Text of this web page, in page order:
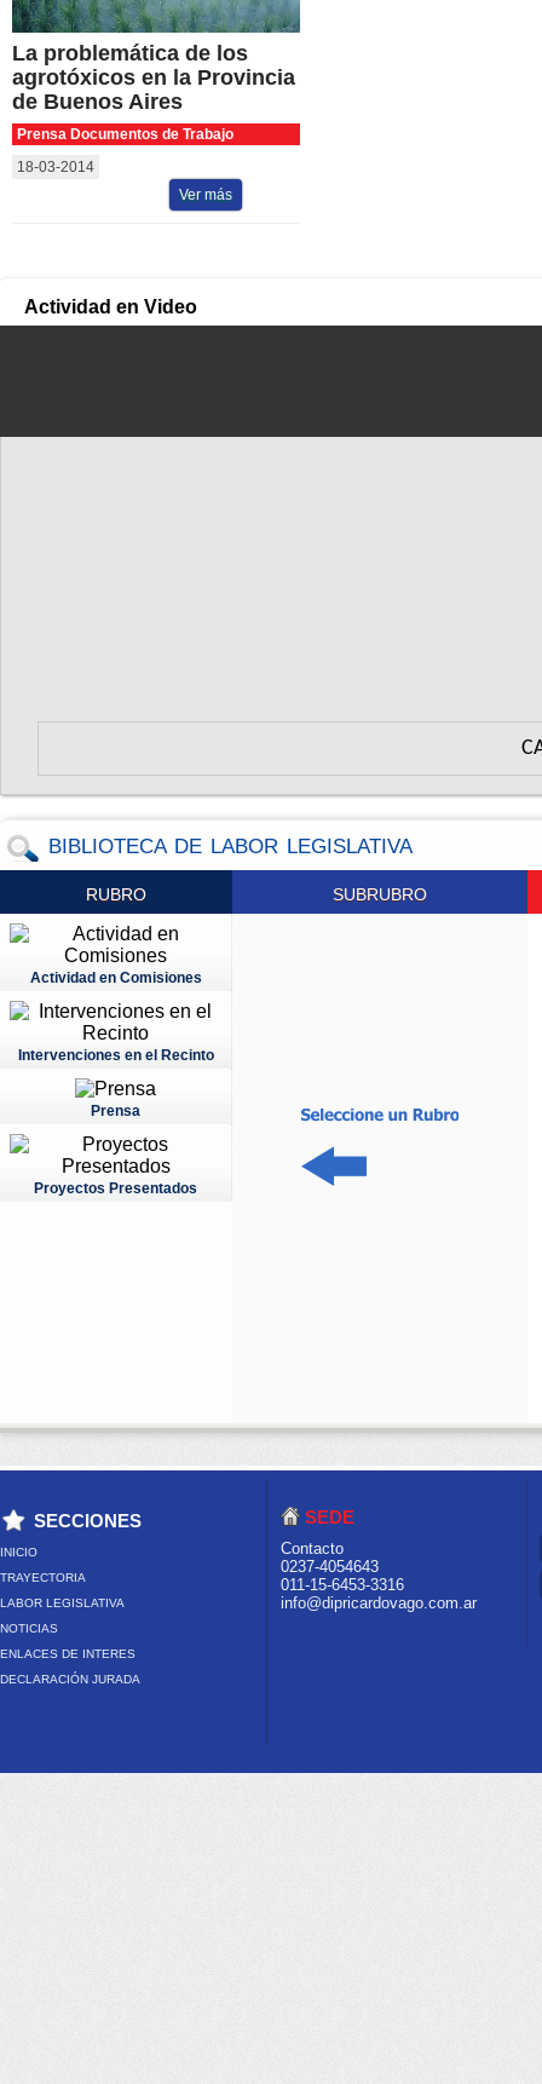
La problemática de los
agrotóxicos en la Provincia
de Buenos Aires
Prensa Documentos de Trabajo
18-03-2014
Ver más
Actividad en Video
BIBLIOTECA DE LABOR LEGISLATIVA
RUBRO
Actividad en Comisiones
Intervenciones en el Recinto
Prensa
Proyectos Presentados
SUBRUBRO
SECCIONES
INICIO
TRAYECTORIA
LABOR LEGISLATIVA
NOTICIAS
ENLACES DE INTERES
DECLARACIÓN JURADA
SEDE
Contacto
0237-4054643
011-15-6453-3316
info@dipricardovago.com.ar